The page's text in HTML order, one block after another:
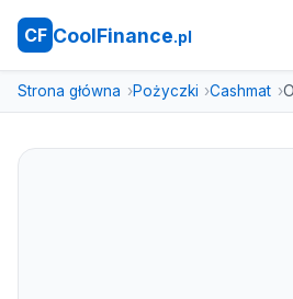
CF CoolFinance.pl
Strona główna Pożyczki Cashmat